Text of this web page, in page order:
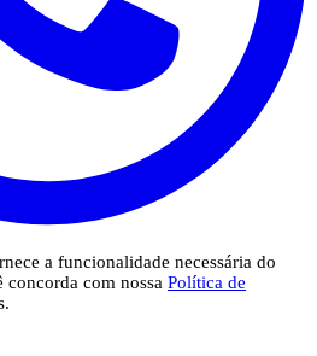
a funcionalidade necessária do
concorda com nossa Política de